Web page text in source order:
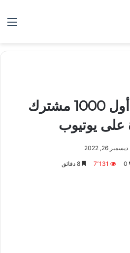
كيف تصل إلى أول 1000 مشترك
على يوتيوب
ديسمبر 26, 2022
0 7٬131